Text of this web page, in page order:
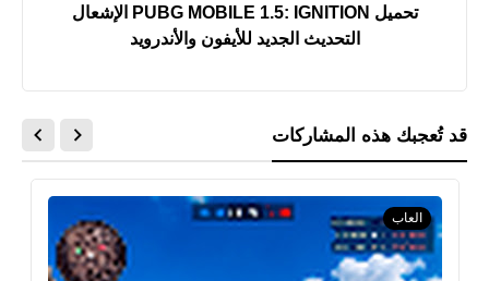
تحميل PUBG MOBILE 1.5: IGNITION الإشعال
التحديث الجديد للأيفون والأندرويد
قد تُعجبك هذه المشاركات
العاب